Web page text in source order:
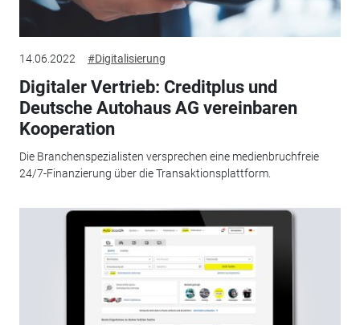
14.06.2022 #Digitalisierung
Digitaler Vertrieb: Creditplus und
Deutsche Autohaus AG vereinbaren
Kooperation
Die Branchenspezialisten versprechen eine medienbruchfreie
24/7-Finanzierung über die Transaktionsplattform.